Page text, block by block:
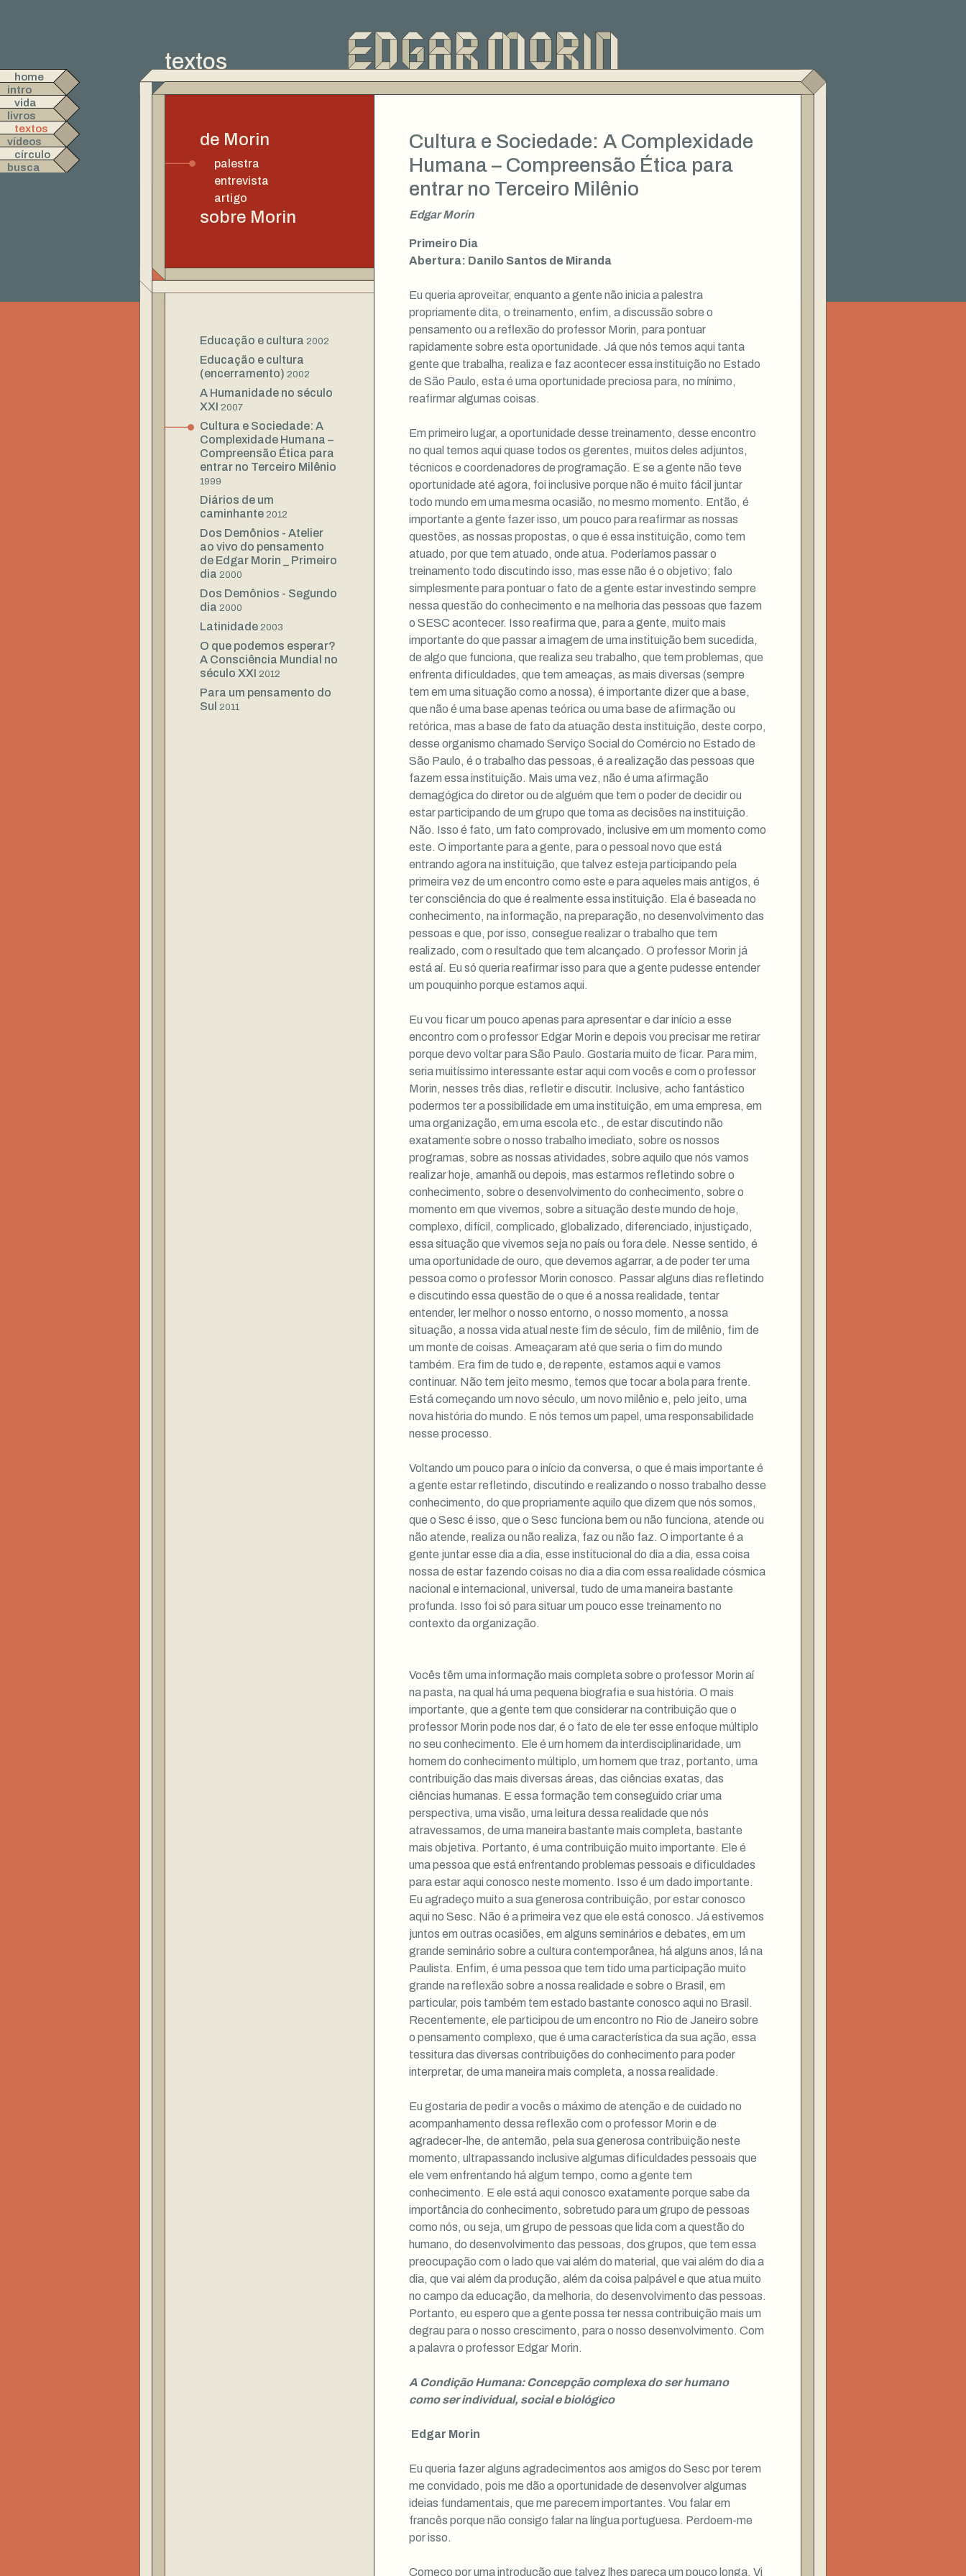
textos
home
intro
vida
livros
textos
vídeos
círculo
busca
de Morin
palestra
entrevista
artigo
sobre Morin
Educação e cultura 2002
Educação e cultura
(encerramento) 2002
A Humanidade no século
XXI 2007
Cultura e Sociedade: A
Complexidade Humana –
Compreensão Ética para
entrar no Terceiro Milênio
1999
Diários de um
caminhante 2012
Dos Demônios - Atelier
ao vivo do pensamento
de Edgar Morin _ Primeiro
dia 2000
Dos Demônios - Segundo
dia 2000
Latinidade 2003
O que podemos esperar?
A Consciência Mundial no
século XXI 2012
Para um pensamento do
Sul
2011
Cultura e Sociedade: A Complexidade
Humana – Compreensão Ética para
entrar no Terceiro Milênio
Edgar Morin
Primeiro Dia
Abertura: Danilo Santos de Miranda
Eu queria aproveitar, enquanto a gente não inicia a palestra
propriamente dita, o treinamento, enfim, a discussão sobre o
pensamento ou a reflexão do professor Morin, para pontuar
rapidamente sobre esta oportunidade. Já que nós temos aqui tanta
gente que trabalha, realiza e faz acontecer essa instituição no Estado
de São Paulo, esta é uma oportunidade preciosa para, no mínimo,
reafirmar algumas coisas.
Em primeiro lugar, a oportunidade desse treinamento, desse encontro
no qual temos aqui quase todos os gerentes, muitos deles adjuntos,
técnicos e coordenadores de programação. E se a gente não teve
oportunidade até agora, foi inclusive porque não é muito fácil juntar
todo mundo em uma mesma ocasião, no mesmo momento. Então, é
importante a gente fazer isso, um pouco para reafirmar as nossas
questões, as nossas propostas, o que é essa instituição, como tem
atuado, por que tem atuado, onde atua. Poderíamos passar o
treinamento todo discutindo isso, mas esse não é o objetivo; falo
simplesmente para pontuar o fato de a gente estar investindo sempre
nessa questão do conhecimento e na melhoria das pessoas que fazem
o SESC acontecer. Isso reafirma que, para a gente, muito mais
importante do que passar a imagem de uma instituição bem sucedida,
de algo que funciona, que realiza seu trabalho, que tem problemas, que
enfrenta dificuldades, que tem ameaças, as mais diversas (sempre
tem em uma situação como a nossa), é importante dizer que a base,
que não é uma base apenas teórica ou uma base de afirmação ou
retórica, mas a base de fato da atuação desta instituição, deste corpo,
desse organismo chamado Serviço Social do Comércio no Estado de
São Paulo, é o trabalho das pessoas, é a realização das pessoas que
fazem essa instituição. Mais uma vez, não é uma afirmação
demagógica do diretor ou de alguém que tem o poder de decidir ou
estar participando de um grupo que toma as decisões na instituição.
Não. Isso é fato, um fato comprovado, inclusive em um momento como
este. O importante para a gente, para o pessoal novo que está
entrando agora na instituição, que talvez esteja participando pela
primeira vez de um encontro como este e para aqueles mais antigos, é
ter consciência do que é realmente essa instituição. Ela é baseada no
conhecimento, na informação, na preparação, no desenvolvimento das
pessoas e que, por isso, consegue realizar o trabalho que tem
realizado, com o resultado que tem alcançado. O professor Morin já
está aí. Eu só queria reafirmar isso para que a gente pudesse entender
um pouquinho porque estamos aqui.
Eu vou ficar um pouco apenas para apresentar e dar início a esse
encontro com o professor Edgar Morin e depois vou precisar me retirar
porque devo voltar para São Paulo. Gostaria muito de ficar. Para mim,
seria muitíssimo interessante estar aqui com vocês e com o professor
Morin, nesses três dias, refletir e discutir. Inclusive, acho fantástico
podermos ter a possibilidade em uma instituição, em uma empresa, em
uma organização, em uma escola etc., de estar discutindo não
exatamente sobre o nosso trabalho imediato, sobre os nossos
programas, sobre as nossas atividades, sobre aquilo que nós vamos
realizar hoje, amanhã ou depois, mas estarmos refletindo sobre o
conhecimento, sobre o desenvolvimento do conhecimento, sobre o
momento em que vivemos, sobre a situação deste mundo de hoje,
complexo, difícil, complicado, globalizado, diferenciado, injustiçado,
essa situação que vivemos seja no país ou fora dele. Nesse sentido, é
uma oportunidade de ouro, que devemos agarrar, a de poder ter uma
pessoa como o professor Morin conosco. Passar alguns dias refletindo
e discutindo essa questão de o que é a nossa realidade, tentar
entender, ler melhor o nosso entorno, o nosso momento, a nossa
situação, a nossa vida atual neste fim de século, fim de milênio, fim de
um monte de coisas. Ameaçaram até que seria o fim do mundo
também. Era fim de tudo e, de repente, estamos aqui e vamos
continuar. Não tem jeito mesmo, temos que tocar a bola para frente.
Está começando um novo século, um novo milênio e, pelo jeito, uma
nova história do mundo. E nós temos um papel, uma responsabilidade
nesse processo.
Voltando um pouco para o início da conversa, o que é mais importante é
a gente estar refletindo, discutindo e realizando o nosso trabalho desse
conhecimento, do que propriamente aquilo que dizem que nós somos,
que o Sesc é isso, que o Sesc funciona bem ou não funciona, atende ou
não atende, realiza ou não realiza, faz ou não faz. O importante é a
gente juntar esse dia a dia, esse institucional do dia a dia, essa coisa
nossa de estar fazendo coisas no dia a dia com essa realidade cósmica
nacional e internacional, universal, tudo de uma maneira bastante
profunda. Isso foi só para situar um pouco esse treinamento no
contexto da organização.
Vocês têm uma informação mais completa sobre o professor Morin aí
na pasta, na qual há uma pequena biografia e sua história. O mais
importante, que a gente tem que considerar na contribuição que o
professor Morin pode nos dar, é o fato de ele ter esse enfoque múltiplo
no seu conhecimento. Ele é um homem da interdisciplinaridade, um
homem do conhecimento múltiplo, um homem que traz, portanto, uma
contribuição das mais diversas áreas, das ciências exatas, das
ciências humanas. E essa formação tem conseguido criar uma
perspectiva, uma visão, uma leitura dessa realidade que nós
atravessamos, de uma maneira bastante mais completa, bastante
mais objetiva. Portanto, é uma contribuição muito importante. Ele é
uma pessoa que está enfrentando problemas pessoais e dificuldades
para estar aqui conosco neste momento. Isso é um dado importante.
Eu agradeço muito a sua generosa contribuição, por estar conosco
aqui no Sesc. Não é a primeira vez que ele está conosco. Já estivemos
juntos em outras ocasiões, em alguns seminários e debates, em um
grande seminário sobre a cultura contemporânea, há alguns anos, lá na
Paulista. Enfim, é uma pessoa que tem tido uma participação muito
grande na reflexão sobre a nossa realidade e sobre o Brasil, em
particular, pois também tem estado bastante conosco aqui no Brasil.
Recentemente, ele participou de um encontro no Rio de Janeiro sobre
o pensamento complexo, que é uma característica da sua ação, essa
tessitura das diversas contribuições do conhecimento para poder
interpretar, de uma maneira mais completa, a nossa realidade.
Eu gostaria de pedir a vocês o máximo de atenção e de cuidado no
acompanhamento dessa reflexão com o professor Morin e de
agradecer-lhe, de antemão, pela sua generosa contribuição neste
momento, ultrapassando inclusive algumas dificuldades pessoais que
ele vem enfrentando há algum tempo, como a gente tem
conhecimento. E ele está aqui conosco exatamente porque sabe da
importância do conhecimento, sobretudo para um grupo de pessoas
como nós, ou seja, um grupo de pessoas que lida com a questão do
humano, do desenvolvimento das pessoas, dos grupos, que tem essa
preocupação com o lado que vai além do material, que vai além do dia a
dia, que vai além da produção, além da coisa palpável e que atua muito
no campo da educação, da melhoria, do desenvolvimento das pessoas.
Portanto, eu espero que a gente possa ter nessa contribuição mais um
degrau para o nosso crescimento, para o nosso desenvolvimento. Com
a palavra o professor Edgar Morin.
A Condição Humana: Concepção complexa do ser humano
como ser individual, social e biológico
Edgar Morin
Eu queria fazer alguns agradecimentos aos amigos do Sesc por terem
me convidado, pois me dão a oportunidade de desenvolver algumas
ideias fundamentais, que me parecem importantes. Vou falar em
francês porque não consigo falar na língua portuguesa. Perdoem-me
por isso.
Começo por uma introdução que talvez lhes pareça um pouco longa. Vi